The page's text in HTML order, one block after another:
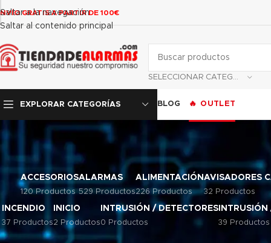
contenido
Saltar a la navegación
Saltar al contenido principal
GRATIS A PARTIR DE 100€
EXPLORAR CATEGORÍAS BLOG OUTLET
ACCESORIOS
120 Productos
ALARMAS
529 Productos
ALIMENTACIÓN
226 Productos
AVISADORES
32 Productos
INCENDIO
37 Productos
INICIO
2 Productos
INTRUSIÓN / DETECTORES
0 Productos 39 Productos